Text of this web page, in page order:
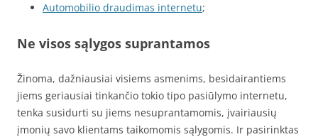
Automobilio draudimas internetu;
Ne visos sąlygos suprantamos
Žinoma, dažniausiai visiems asmenims, besidairantiems
jiems geriausiai tinkančio tokio tipo pasiūlymo internetu,
tenka susidurti su jiems nesuprantamomis, įvairiausių
įmonių savo klientams taikomomis sąlygomis. Ir pasirinktas